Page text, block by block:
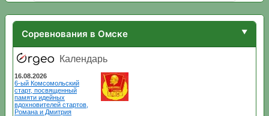
Соревнования в Омске